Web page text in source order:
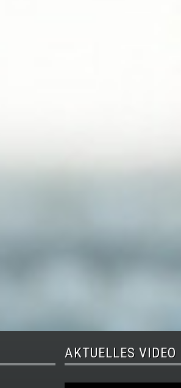
AKTUELLES VIDEO